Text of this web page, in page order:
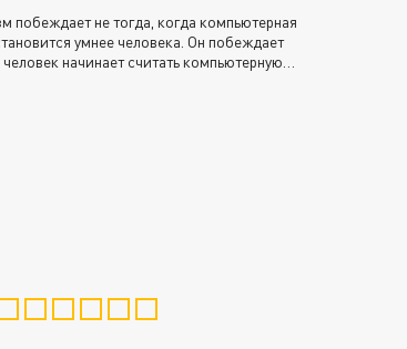
побеждает не тогда, когда компьютерная
умнее человека. Он побеждает
человек начинает считать компьютерную